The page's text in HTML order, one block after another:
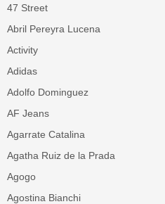
47 Street
Abril Pereyra Lucena
Activity
Adidas
Adolfo Dominguez
AF Jeans
Agarrate Catalina
Agatha Ruiz de la Prada
Agogo
Agostina Bianchi